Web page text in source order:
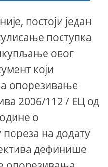
постоји један
поступка
овог
који
опорезивање
2006/112 / ЕЦ од
о
пореза на додату
дефинише